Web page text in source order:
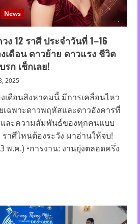
News
ง 12 ราศี ประจำวันที่ 1–16
เดือน ดาวย้าย ดาวแรง ชีวิต
รก เช็กเลย!
2025
เดือนสิงหาคมนี้ มีการเคลื่อนไหว
เฉพาะดาวพฤหัสและดาวอังคารที่
และความสัมพันธ์ของทุกคนแบบ
ราศีไหนต้องระวัง มาอ่านให้จบ!
พ.ค.) •การงาน: งานยุ่งตลอดครึ่ง